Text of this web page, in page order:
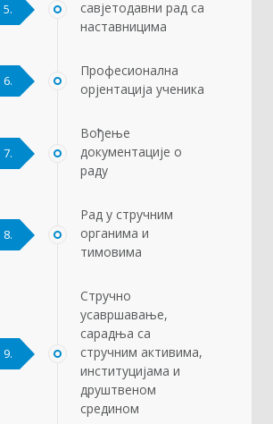
5.
савјетодавни рад са
наставницима
6.
Професионална
орјентација ученика
7.
Вођење
документације о
раду
8.
Рад у стручним
органима и
тимовима
9.
Стручно
усавршавање,
сарадња са
стручним активима,
институцијама и
друштвеном
средином